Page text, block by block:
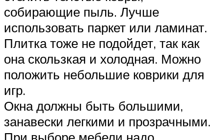
собирающие пыль. Лучше
использовать паркет или ламинат.
Плитка тоже не подойдет, так как
она скользкая и холодная. Можно
положить небольшие коврики для
игр.
Окна должны быть большими,
занавески легкими и прозрачными.